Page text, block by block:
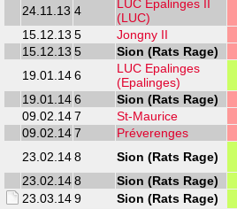
24.11.13 4
LUC Epalinges II
(LUC)
15.12.13 5 Jongny II
15.12.13 5 Sion (Rats Rage)
19.01.146
LUC Epalinges
(Epalinges)
19.01.146 Sion (Rats Rage)
09.02.147 St-Maurice
09.02.147 Préverenges
23.02.148 Sion (Rats Rage)
23.02.148 Sion (Rats Rage)
23.03.149 Sion (Rats Rage)